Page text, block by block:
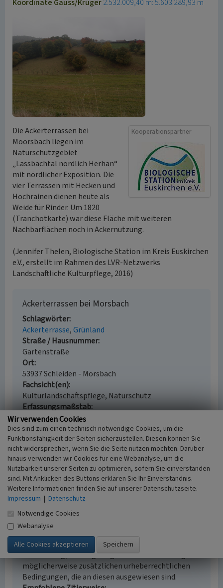
Koordinate Gauss/Krüger2.532.009,40 m: 5.603.289,93 m
Kooperationspartner
Die Ackerterrassen bei
Moorsbach liegen im
Naturschutzgebiet
„Lassbachtal nördlich Herhan“
mit nördlicher Exposition. Die
vier Terrassen mit Hecken und
Hochrainen dienen heute als
Weide für Rinder. Um 1820
(Tranchotkarte) war diese Fläche mit weiteren
Nachbarflächen noch in Ackernutzung.
(Jennifer Thelen, Biologische Station im Kreis Euskirchen
e.V., erstellt im Rahmen des LVR-Netzwerks
Landschaftliche Kulturpflege, 2016)
Ackerterrassen bei Morsbach
Schlagwörter
Ackerterrasse Grünland
Straße / Hausnummer
Gartenstraße
Ort
53937 Schleiden - Morsbach
Fachsicht(en)
Kulturlandschaftspflege, Naturschutz
Erfassungsmaßstab
i.d.R. 1:5.000 (größer als 1:20.000)
Erfassungsmethode
Geländebegehung/-kartierung, Fernerkundung,
mündliche Hinweise Ortsansässiger, Ortskundiger,
Auswertung historischer Karten
Empfohlene Zitierweise
Urheberrechtlicher Hinweis
Der hier präsentierte Inhalt steht unter der freien
Lizenz CC BY-ND 4.0 (Namensnennung, keine
Bearbeitung). Die angezeigten Medien unterliegen
möglicherweise zusätzlichen urheberrechtlichen
Bedingungen, die an diesen ausgewiesen sind.
Wir verwenden Cookies
Dies sind zum einen technisch notwendige Cookies, um die
Funktionsfähigkeit der Seiten sicherzustellen. Diesen können Sie
nicht widersprechen, wenn Sie die Seite nutzen möchten. Darüber
hinaus verwenden wir Cookies für eine Webanalyse, um die
Nutzbarkeit unserer Seiten zu optimieren, sofern Sie einverstanden
sind. Mit Anklicken des Buttons erklären Sie Ihr Einverständnis.
Weitere Informationen finden Sie auf unserer Datenschutzseite.
Impressum | Datenschutz
Notwendige Cookies
Webanalyse